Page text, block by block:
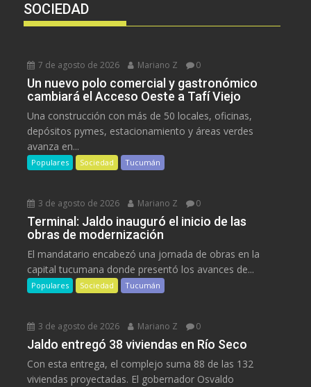
SOCIEDAD
7 de agosto de 2026 Mariano Z 0
Un nuevo polo comercial y gastronómico
cambiará el Acceso Oeste a Tafí Viejo
Una construcción con más de 50 locales, oficinas,
depósitos pymes, estacionamiento y áreas verdes
avanza en...
Populares Sociedad Tucumán
3 de agosto de 2026 Mariano Z 0
Terminal: Jaldo inauguró el inicio de las
obras de modernización
El mandatario encabezó una jornada de obras en la
capital tucumana donde presentó los avances de...
Populares Sociedad Tucumán
3 de agosto de 2026 Mariano Z 0
Jaldo entregó 38 viviendas en Río Seco
Con esta entrega, el complejo suma 88 de las 132
viviendas proyectadas. El gobernador Osvaldo